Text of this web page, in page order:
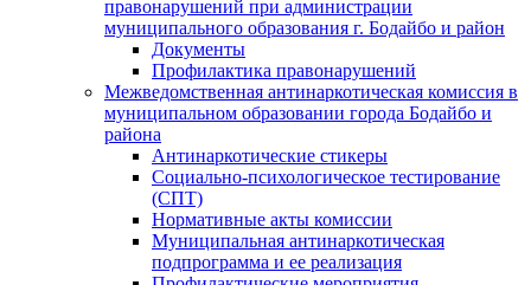
правонарушений при администрации
муниципального образования г. Бодайбо и район
Документы
Профилактика правонарушений
Межведомственная антинаркотическая комиссия в
муниципальном образовании города Бодайбо и
района
Антинаркотические стикеры
Социально-психологическое тестирование
(СПТ)
Нормативные акты комиссии
Муниципальная антинаркотическая
подпрограмма и ее реализация